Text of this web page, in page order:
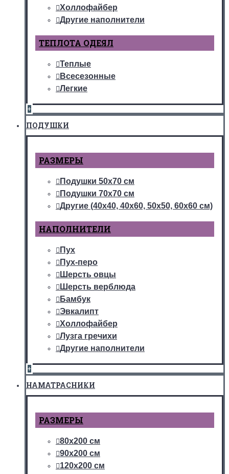
Холлофайбер
Другие наполнители
ТЕПЛОТА ОДЕЯЛ
Теплые
Всесезонные
Легкие
+
ПОДУШКИ
РАЗМЕРЫ
Подушки 50х70 см
Подушки 70х70 см
Другие (40х40, 40х60, 50х50, 60х60 см)
НАПОЛНИТЕЛИ
Пух
Пух-перо
Шерсть овцы
Шерсть верблюда
Бамбук
Эвкалипт
Холлофайбер
Лузга гречихи
Другие наполнители
+
НАМАТРАСНИКИ
РАЗМЕРЫ
80х200 см
90х200 см
120х200 см